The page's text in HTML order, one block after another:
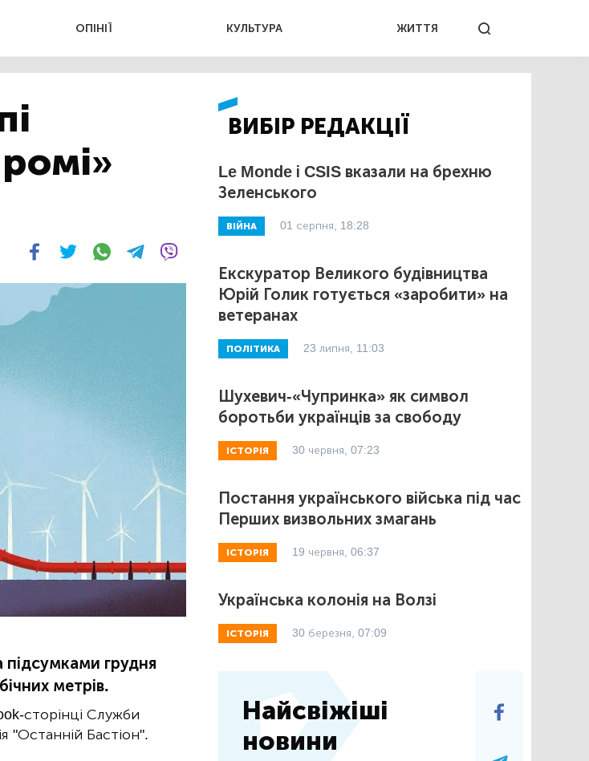
ОПІНІЇ КУЛЬТУРА ЖИТТЯ
підсумками грудня
метрів.
сторінці Служби
"Останній Бастіон".
ВИБІР РЕДАКЦІЇ
Le Monde і CSIS вказали на брехню
Зеленського
ВІЙНА 01 серпня, 18:28
Екскуратор Великого будівництва
Юрій Голик готується «заробити» на
ветеранах
ПОЛІТИКА 23 липня, 11:03
Шухевич-«Чупринка» як символ
боротьби українців за свободу
ІСТОРІЯ 30 червня, 07:23
Постання українського війська під час
Перших визвольних змагань
ІСТОРІЯ 19 червня, 06:37
Українська колонія на Волзі
ІСТОРІЯ 30 березня, 07:09
Найсвіжіші
новини